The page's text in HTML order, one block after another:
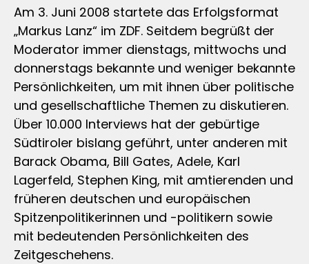
Am 3. Juni 2008 startete das Erfolgsformat
„Markus Lanz“ im ZDF. Seitdem begrüßt der
Moderator immer dienstags, mittwochs und
donnerstags bekannte und weniger bekannte
Persönlichkeiten, um mit ihnen über politische
und gesellschaftliche Themen zu diskutieren.
Über 10.000 Interviews hat der gebürtige
Südtiroler bislang geführt, unter anderen mit
Barack Obama, Bill Gates, Adele, Karl
Lagerfeld, Stephen King, mit amtierenden und
früheren deutschen und europäischen
Spitzenpolitikerinnen und -politikern sowie
mit bedeutenden Persönlichkeiten des
Zeitgeschehens.